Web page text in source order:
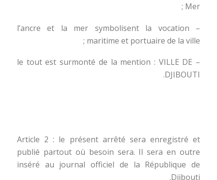
Mer ;
– l’ancre et la mer symbolisent la vocation
maritime et portuaire de la ville ;
– le tout est surmonté de la mention : VILLE DE
DJIBOUTI.
Article 2 : le présent arrêté sera enregistré et
publié partout où besoin sera. Il sera en outre
inséré au journal officiel de la République de
Djibouti.